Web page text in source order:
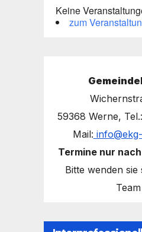
Keine
zum
59368 Werne,
Mail:
Termine nur
Bitte wenden sie
Team